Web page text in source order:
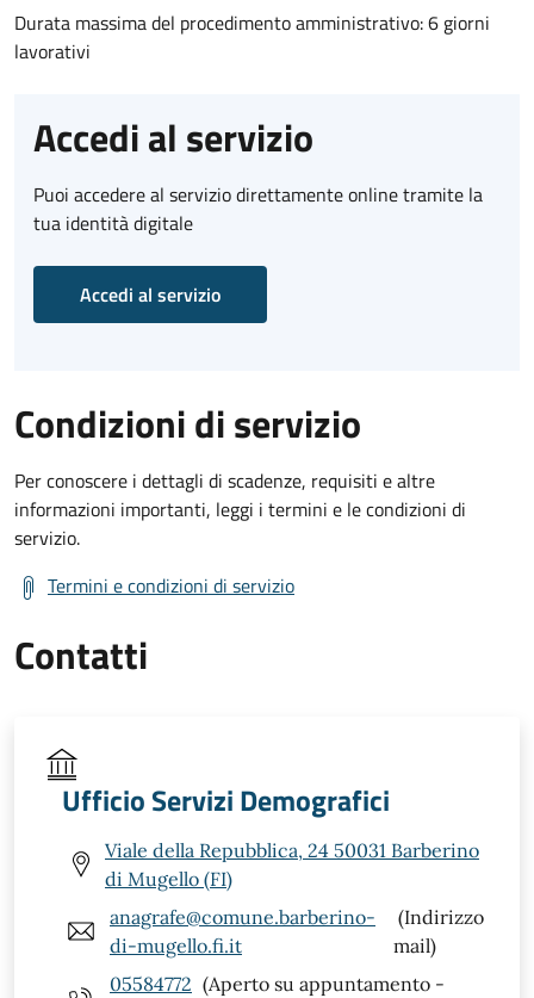
Durata massima del procedimento amministrativo: 6 giorni
lavorativi
Accedi al servizio
Puoi accedere al servizio direttamente online tramite la
tua identità digitale
Accedi al servizio
Condizioni di servizio
Per conoscere i dettagli di scadenze, requisiti e altre
informazioni importanti, leggi i termini e le condizioni di
servizio.
Termini e condizioni di servizio
Contatti
Ufficio Servizi Demografici
Viale della Repubblica, 24 50031 Barberino
di Mugello (FI)
anagrafe@comune.barberino-
di-mugello.fi.it
(Indirizzo
mail)
05584772 (Aperto su appuntamento -